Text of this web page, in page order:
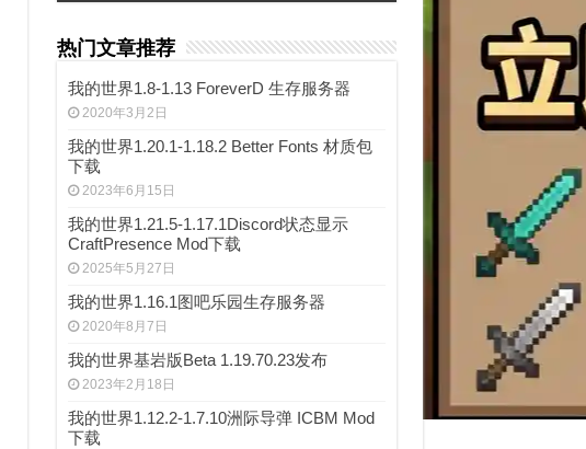
热门文章推荐
我的世界1.8-1.13 ForeverD 生存服务器
2020年3月2日
我的世界1.20.1-1.18.2 Better Fonts 材质包
下载
2023年6月15日
我的世界1.21.5-1.17.1Discord状态显示
CraftPresence Mod下载
2025年5月27日
我的世界1.16.1图吧乐园生存服务器
2020年8月7日
我的世界基岩版Beta 1.19.70.23发布
2023年2月18日
我的世界1.12.2-1.7.10洲际导弹 ICBM Mod
下载